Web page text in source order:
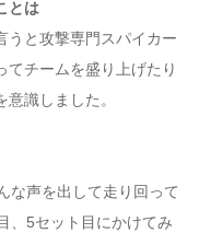
とは
うと攻撃専門スパイカー
てチームを盛り上げたり
識しました。
な声を出して走り回って
、5セット目にかけてみ